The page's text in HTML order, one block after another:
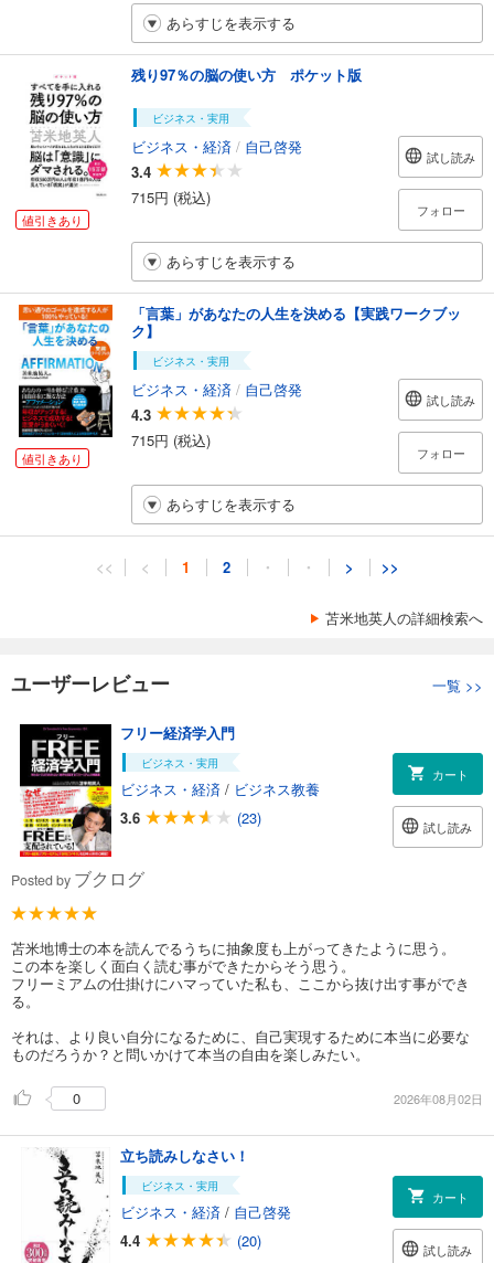
あらすじを表示する
値引きあり
残り97％の脳の使い方 ポケット版
ビジネス・実用
ビジネス・経済 / 自己啓発
3.4
715円 (税込)
試し読み
フォロー
あらすじを表示する
値引きあり
「言葉」があなたの人生を決める【実践ワークブッ
ク】
ビジネス・実用
ビジネス・経済 / 自己啓発
4.3
715円 (税込)
試し読み
フォロー
あらすじを表示する
<< < 1 2 ・ ・ > >>
苫米地英人の詳細検索へ
ユーザーレビュー 一覧 >>
フリー経済学入門
ビジネス・実用
ビジネス・経済 / ビジネス教養
3.6
(23)
カート
試し読み
Posted by ブクログ
苫米地博士の本を読んでるうちに抽象度も上がってきたように思う。
この本を楽しく面白く読む事ができたからそう思う。
フリーミアムの仕掛けにハマっていた私も、ここから抜け出す事ができ
る。
それは、より良い自分になるために、自己実現するために本当に必要な
ものだろうか？と問いかけて本当の自由を楽しみたい。
0 2026年08月02日
立ち読みしなさい！
ビジネス・実用
ビジネス・経済 / 自己啓発
4.4
(20)
カート
試し読み